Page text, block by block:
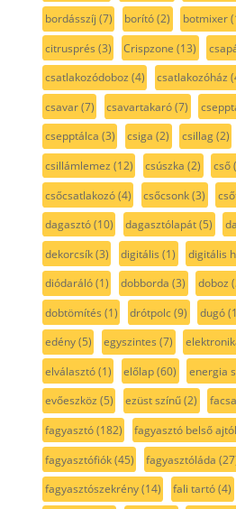
bordásszíj (7) borító(2) botmixer
citrusprés (3) Crispzone (13)
csatlakozódoboz (4) csatlakozóház
csavar(7) csavartakaró(7)
csepptálca (3) csiga (2) csillag(2)
csillámlemez (12) csúszka (2) cső
csőcsatlakozó(4) csőcsonk(3)
dagasztó(10) dagasztólapát(5)
dekorcsík(3) digitális (1) digitális
diódaráló(1) dobborda (3) doboz
dobtömítés (1) drótpolc(9) dugó
edény(5) egyszintes (7)
elválasztó(1) előlap(60) energia
evőeszköz (5) ezüst színű(2)
fagyasztó(182) fagyasztó belső
fagyasztófiók(45) fagyasztóláda
fagyasztószekrény(14) fali tartó(4)